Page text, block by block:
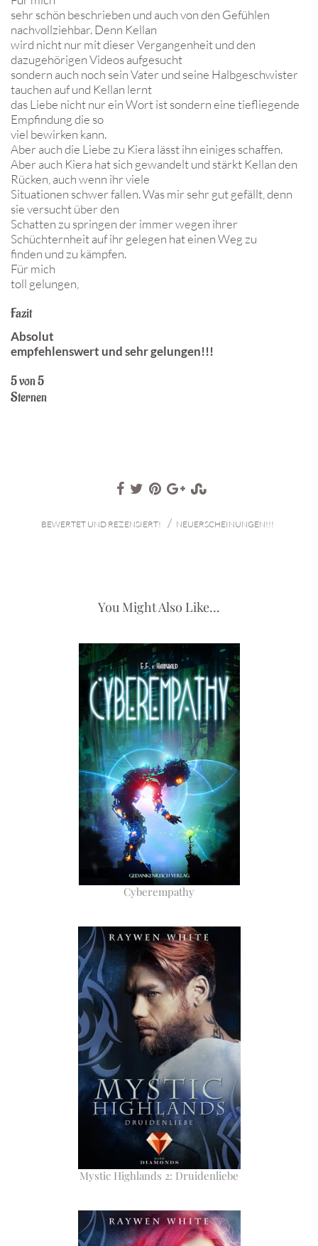
sehr schön beschrieben und auch von den Gefühlen
nachvollziehbar. Denn Kellan
wird nicht nur mit dieser Vergangenheit und den
dazugehörigen Videos aufgesucht
sondern auch noch sein Vater und seine Halbgeschwister
tauchen auf und Kellan lernt
das Liebe nicht nur ein Wort ist sondern eine tiefliegende
Empfindung die so
viel bewirken kann.
Aber auch die Liebe zu Kiera lässt ihn einiges schaffen.
Aber auch Kiera hat sich gewandelt und stärkt Kellan den
Rücken, auch wenn ihr viele
Situationen schwer fallen. Was mir sehr gut gefällt, denn
sie versucht über den
Schatten zu springen der immer wegen ihrer
Schüchternheit auf ihr gelegen hat einen Weg zu
finden und zu kämpfen.
Für mich
toll gelungen,
Fazit
Absolut
empfehlenswert und sehr gelungen!!!
5 von 5
Sternen
BEWERTET UND REZENSIERT! / NEUERSCHEINUNGEN!!!
You Might Also Like...
Cyberempathy
Mystic Highlands 2: Druidenliebe